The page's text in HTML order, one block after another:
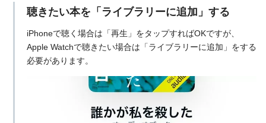
聴きたい本を「ライブラリーに追加」する
iPhoneで聴く場合は「再生」をタップすればOKですが、
Apple Watchで聴きたい場合は「ライブラリーに追加」をする
必要があります。